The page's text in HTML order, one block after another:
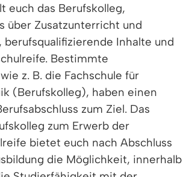
euch das Berufskolleg,
über Zusatzunterricht und
berufsqualifizierende Inhalte und
Bestimmte
z. B. die Fachschule für
(Berufskolleg), haben einen
zum Ziel. Das
zum Erwerb der
bietet euch nach Abschluss
die Möglichkeit, innerhalb